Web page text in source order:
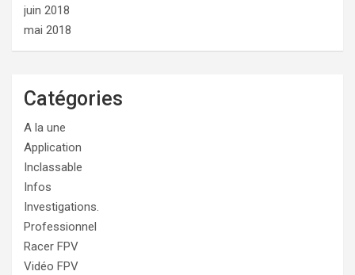
juin 2018
mai 2018
Catégories
A la une
Application
Inclassable
Infos
Investigations.
Professionnel
Racer FPV
Vidéo FPV